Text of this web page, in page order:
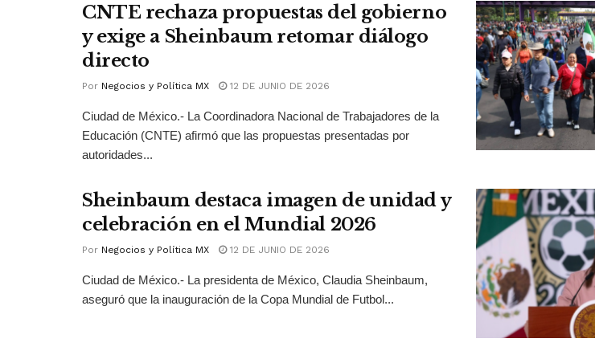
CNTE rechaza propuestas del gobierno
y exige a Sheinbaum retomar diálogo
directo
Por Negocios y Política MX 12 DE JUNIO DE 2026
Ciudad de México.- La Coordinadora Nacional de Trabajadores de la
Educación (CNTE) afirmó que las propuestas presentadas por
autoridades...
Sheinbaum destaca imagen de unidad y
celebración en el Mundial 2026
Por Negocios y Política MX 12 DE JUNIO DE 2026
Ciudad de México.- La presidenta de México, Claudia Sheinbaum,
aseguró que la inauguración de la Copa Mundial de Futbol...